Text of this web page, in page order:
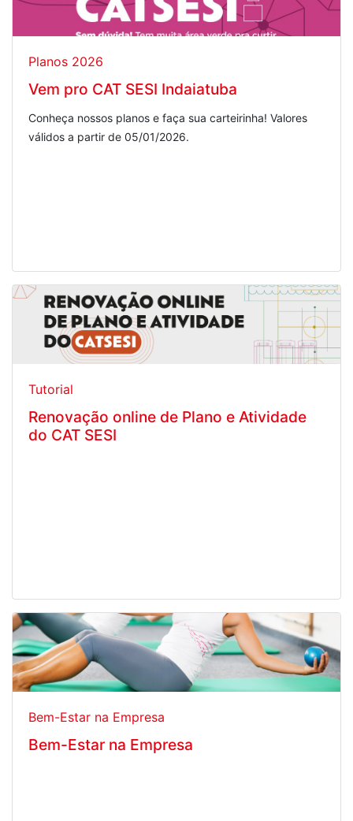
Planos 2026
Vem pro CAT SESI Indaiatuba
Conheça nossos planos e faça sua carteirinha! Valores
válidos a partir de 05/01/2026.
Tutorial
Renovação online de Plano e Atividade
do CAT SESI
Bem-Estar na Empresa
Bem-Estar na Empresa